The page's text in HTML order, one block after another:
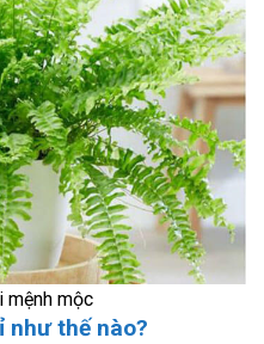
mệnh mộc
như thế nào?